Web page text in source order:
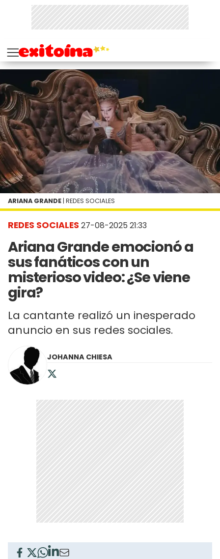
REDES SOCIALES 27-08-2025 21:33
Ariana Grande emocionó a
sus fanáticos con un
misterioso video: ¿Se viene
gira?
La cantante realizó un inesperado
anuncio en sus redes sociales.
ARIANA GRANDE | REDES SOCIALES
JOHANNA CHIESA